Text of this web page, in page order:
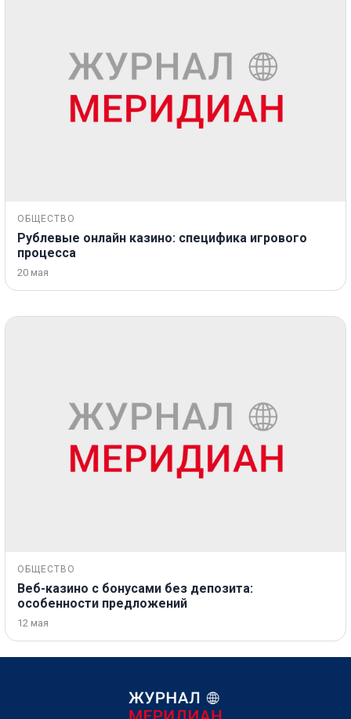
ОБЩЕСТВО
Рублевые онлайн казино: специфика игрового
процесса
20 мая
ОБЩЕСТВО
Веб-казино с бонусами без депозита:
особенности предложений
12 мая